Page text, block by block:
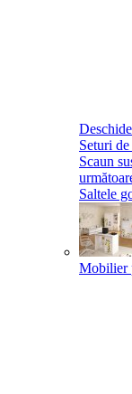
Seturi
Scaun
Saltele
Mobilier